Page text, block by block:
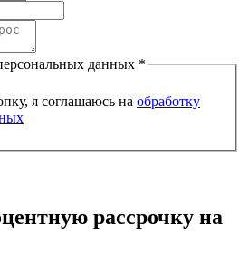
данных *
я соглашаюсь на обработку
рассрочку на